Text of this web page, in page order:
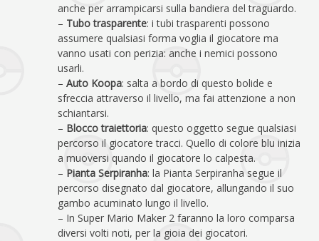
anche per arrampicarsi sulla bandiera del traguardo.
– Tubo trasparente: i tubi trasparenti possono
assumere qualsiasi forma voglia il giocatore ma
vanno usati con perizia: anche i nemici possono
usarli.
– Auto Koopa: salta a bordo di questo bolide e
sfreccia attraverso il livello, ma fai attenzione a non
schiantarsi.
– Blocco traiettoria: questo oggetto segue qualsiasi
percorso il giocatore tracci. Quello di colore blu inizia
a muoversi quando il giocatore lo calpesta.
– Pianta Serpiranha: la Pianta Serpiranha segue il
percorso disegnato dal giocatore, allungando il suo
gambo acuminato lungo il livello.
– In Super Mario Maker 2 faranno la loro comparsa
diversi volti noti, per la gioia dei giocatori.